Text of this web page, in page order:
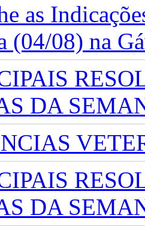
as
(04/08) na
DA
DA